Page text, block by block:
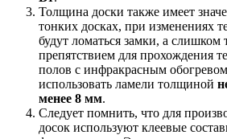
Толщина доски также имеет
тонких досках, при изменениях
будут ломаться замки, а слишком
препятствием для прохождения
полов с инфракрасным
использовать ламели толщиной
менее 8 мм.
Следует помнить, что для
досок используют клеевые